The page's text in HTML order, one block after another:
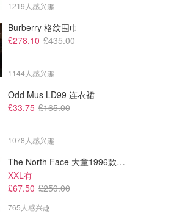
1219人感兴趣
Burberry 格纹围巾
£278.10 £435.00
1144人感兴趣
Odd Mus LD99 连衣裙
£33.75 £165.00
1078人感兴趣
The North Face 大童1996款羽绒夹克
XXL有
£67.50 £250.00
765人感兴趣